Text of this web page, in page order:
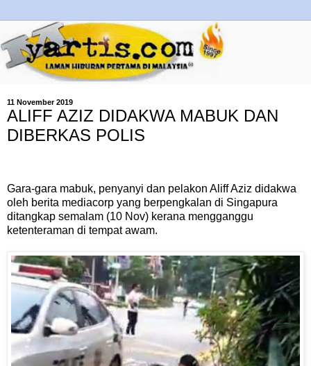
11 November 2019
ALIFF AZIZ DIDAKWA MABUK DAN
DIBERKAS POLIS
Gara-gara mabuk, penyanyi dan pelakon Aliff Aziz didakwa
oleh berita mediacorp yang berpengkalan di Singapura
ditangkap semalam (10 Nov) kerana mengganggu
ketenteraman di tempat awam.